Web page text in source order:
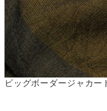
ビッグボーダージャカー